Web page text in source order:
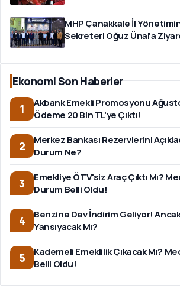
MHP Çanakkale İl
Sekreteri Oğuz Ünal'a
Ekonomi Son Haberler
1
Akbank Emekli Promosyonu
Ödeme 20 Bin TL'ye Çıktı!
2
Merkez Bankası Rezervlerini
Durum Ne?
3
Emekliye ÖTV'siz Araç Çıktı Mı?
Durum Belli Oldu!
4
Benzine Dev İndirim Geliyor!
Yansıyacak Mı?
5
Kademeli Emeklilik Çıkacak Mı?
Belli Oldu!